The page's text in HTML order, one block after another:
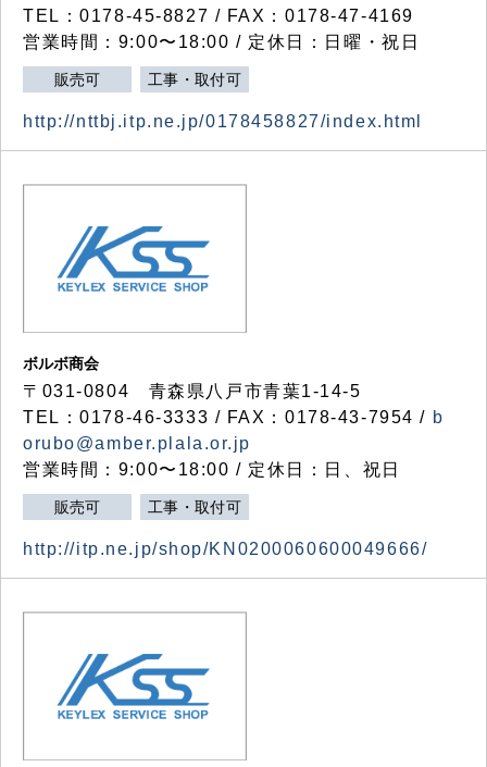
TEL：0178-45-8827 / FAX：0178-47-4169
営業時間：9:00〜18:00 / 定休日：日曜・祝日
販売可 工事・取付可
http://nttbj.itp.ne.jp/0178458827/index.html
ボルボ商会
〒031-0804 青森県八戸市青葉1-14-5
TEL：0178-46-3333 / FAX：0178-43-7954 / b
orubo@amber.plala.or.jp
営業時間：9:00〜18:00 / 定休日：日、祝日
販売可 工事・取付可
http://itp.ne.jp/shop/KN0200060600049666/